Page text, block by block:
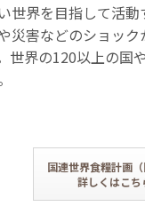
世界を目指して活
災害などのショッ
世界の120以上の国
国連世界食糧計画（
詳しくはこち